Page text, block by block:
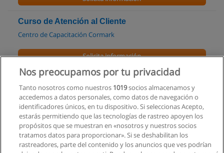
Curso de Atención al Cliente
Centro de Capacitación Cormark
Solicita información
Curso de Calidad en el Servicio al Cliente
Nueva Acropolis
Solicita información
Curso - Excediendo las Expectativas del Cliente
DTes Comunicación y Eventos
Nos preocupamos por tu privacidad
Tanto nosotros como nuestros 1019socios almacenamos y
accedemos a datos personales, como datos de navegación o
identificadores únicos, en tu dispositivo. Si seleccionas Acepto,
estarás permitiendo que las tecnologías de rastreo apoyen los
propósitos que se muestran en «nosotros y nuestros socios
tratamos datos para proporcionar». Si se deshabilitan los
rastreadores, parte del contenido y los anuncios que ves podrían